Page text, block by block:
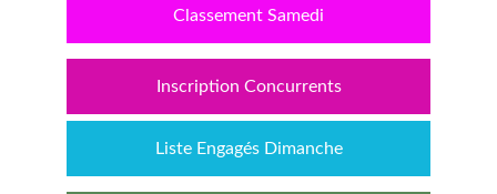
Classement Samedi
Liste Engagés Dimanche
Inscription Concurrents